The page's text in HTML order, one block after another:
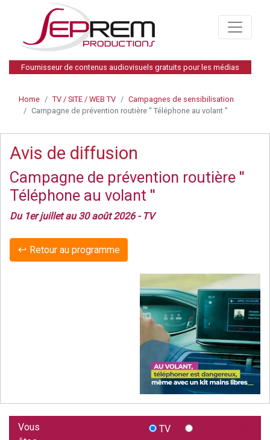
Fournisseur de contenus audiovisuels gratuits pour les médias
Home TV / SITE / WEB TV
Campagnes de sensibilisation
Campagne de prévention routière '' Téléphone au volant ''
Avis de diffusion
Campagne de prévention routière ''
Téléphone au volant ''
Du 1er juillet au 30 août 2026 - TV
Retour au programme
Vous
TV